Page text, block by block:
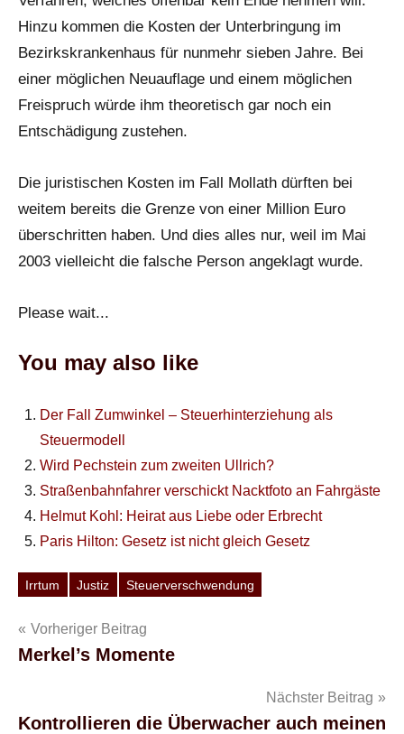
Hinzu kommen die Kosten der Unterbringung im
Bezirkskrankenhaus für nunmehr sieben Jahre. Bei
einer möglichen Neuauflage und einem möglichen
Freispruch würde ihm theoretisch gar noch ein
Entschädigung zustehen.
Die juristischen Kosten im Fall Mollath dürften bei
weitem bereits die Grenze von einer Million Euro
überschritten haben. Und dies alles nur, weil im Mai
2003 vielleicht die falsche Person angeklagt wurde.
Please wait...
You may also like
Der Fall Zumwinkel – Steuerhinterziehung als
Steuermodell
Wird Pechstein zum zweiten Ullrich?
Straßenbahnfahrer verschickt Nacktfoto an Fahrgäste
Helmut Kohl: Heirat aus Liebe oder Erbrecht
Paris Hilton: Gesetz ist nicht gleich Gesetz
Schlagwörter
Irrtum Justiz Steuerverschwendung
Beitragsnavigation
Vorheriger Beitrag
Merkel’s Momente
Nächster Beitrag
Kontrollieren die Überwacher auch meinen